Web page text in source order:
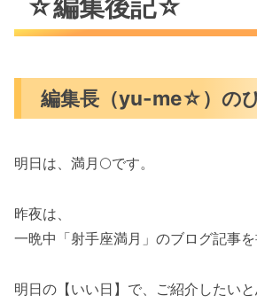
☆編集後記☆
編集長（yu-me☆）の
明日は、満月🌕️です。
昨夜は、
一晩中「射手座満月」のブログ記事を
明日の【いい日】で、ご紹介したいと